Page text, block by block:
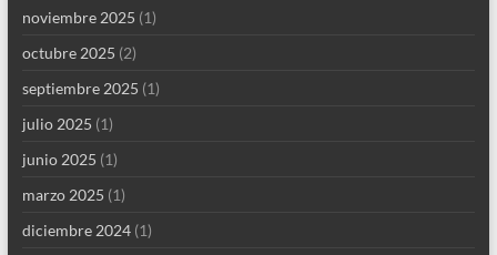
noviembre 2025 (1)
octubre 2025 (2)
septiembre 2025 (1)
julio 2025 (1)
junio 2025 (1)
marzo 2025 (1)
diciembre 2024(1)